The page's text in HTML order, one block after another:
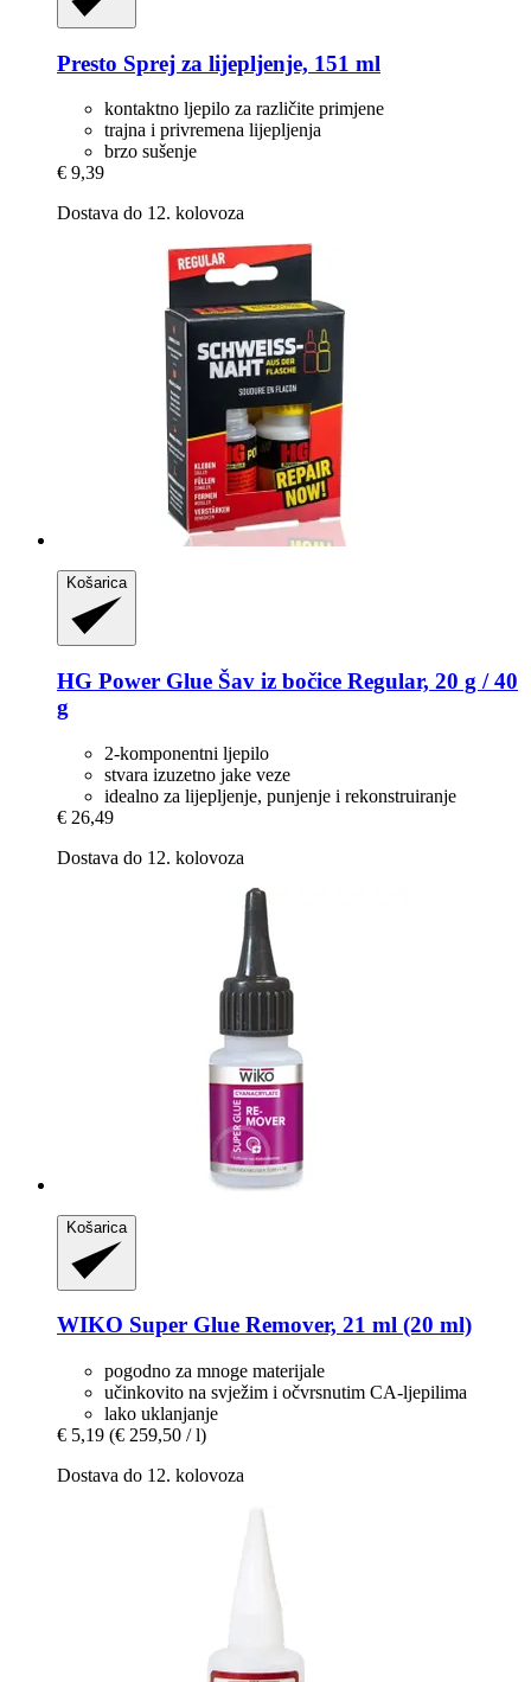
Presto Sprej za lijepljenje, 151 ml
kontaktno ljepilo za različite primjene
trajna i privremena lijepljenja
brzo sušenje
€ 9,39
Dostava do 12. kolovoza
Košarica
HG Power Glue Šav iz bočice Regular, 20 g / 40
g
2-komponentni ljepilo
stvara izuzetno jake veze
idealno za lijepljenje, punjenje i rekonstruiranje
€ 26,49
Dostava do 12. kolovoza
Košarica
WIKO Super Glue Remover, 21 ml (20 ml)
pogodno za mnoge materijale
učinkovito na svježim i očvrsnutim CA-ljepilima
lako uklanjanje
€ 5,19 (€ 259,50 / l)
Dostava do 12. kolovoza